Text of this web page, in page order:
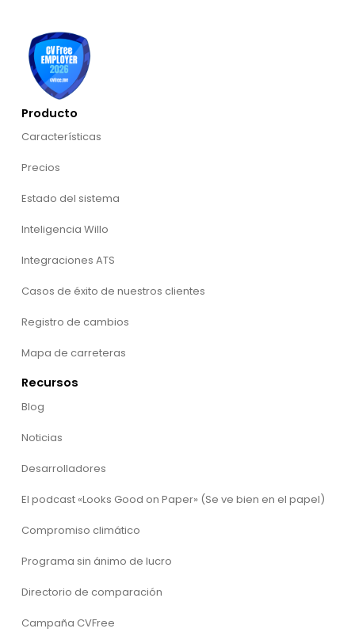
Producto
Características
Precios
Estado del sistema
Inteligencia Willo
Integraciones ATS
Casos de éxito de nuestros clientes
Registro de cambios
Mapa de carreteras
Recursos
Blog
Noticias
Desarrolladores
El podcast «Looks Good on Paper» (Se ve bien en el papel)
Compromiso climático
Programa sin ánimo de lucro
Directorio de comparación
Campaña CVFree